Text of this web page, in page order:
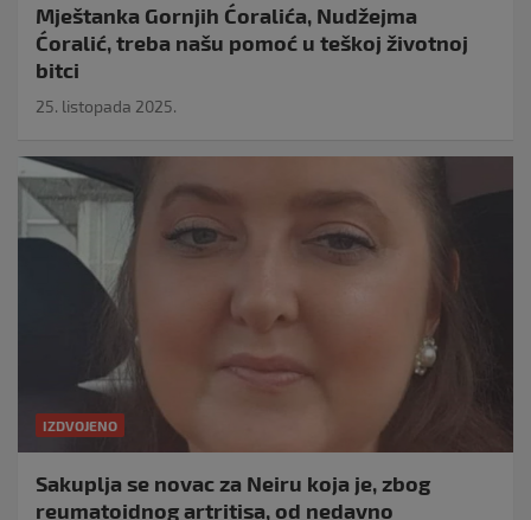
Mještanka Gornjih Ćoralića, Nudžejma
Ćoralić, treba našu pomoć u teškoj životnoj
bitci
25. listopada 2025.
IZDVOJENO
Sakuplja se novac za Neiru koja je, zbog
reumatoidnog artritisa, od nedavno